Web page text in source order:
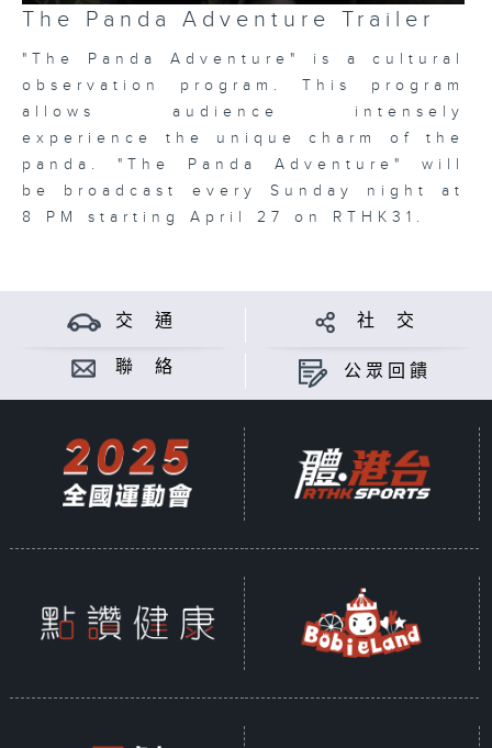
0
seconds
0
seconds
The Panda Adventure Trailer
"The Panda Adventure" is a cultural
observation program. This program
allows audience intensely
experience the unique charm of the
panda. "The Panda Adventure" will
be broadcast every Sunday night at
8 PM starting April 27 on RTHK31.
交 通 社 交
聯 絡 公眾回饋